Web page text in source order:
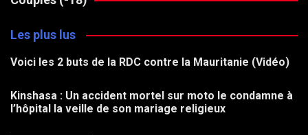
Les plus lus
Voici les 2 buts de la RDC contre la Mauritanie (Vidéo)
Kinshasa : Un accident mortel sur moto le condamne à
l’hôpital la veille de son mariage religieux